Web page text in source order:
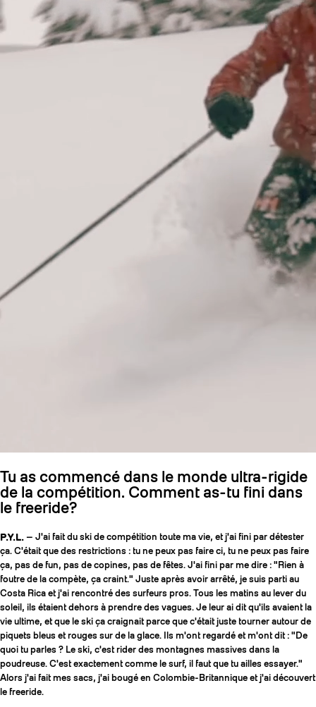
Tu as commencé dans le monde ultra-rigide
de la compétition. Comment as-tu fini dans
le freeride?
P.Y.L. — J'ai fait du ski de compétition toute ma vie, et j'ai fini par détester
ça. C'était que des restrictions : tu ne peux pas faire ci, tu ne peux pas faire
ça, pas de fun, pas de copines, pas de fêtes. J'ai fini par me dire : "Rien à
foutre de la compète, ça craint." Juste après avoir arrêté, je suis parti au
Costa Rica et j'ai rencontré des surfeurs pros. Tous les matins au lever du
soleil, ils étaient dehors à prendre des vagues. Je leur ai dit qu'ils avaient la
vie ultime, et que le ski ça craignait parce que c'était juste tourner autour de
piquets bleus et rouges sur de la glace. Ils m'ont regardé et m'ont dit : "De
quoi tu parles ? Le ski, c'est rider des montagnes massives dans la
poudreuse. C'est exactement comme le surf, il faut que tu ailles essayer."
Alors j'ai fait mes sacs, j'ai bougé en Colombie-Britannique et j'ai découvert
le freeride.